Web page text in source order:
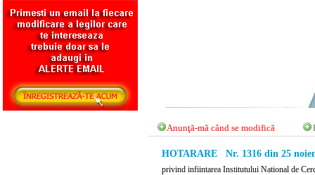
Anunţă-mă când se modifică
HOTARARE Nr. 1316 din 25
privind infiintarea Institutului National de